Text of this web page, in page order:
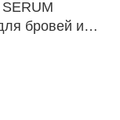
бровей и